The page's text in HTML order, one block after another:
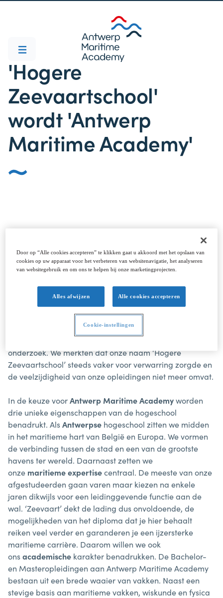
'Hogere
Zeevaartschool'
wordt 'Antwerp
Maritime Academy'
Het maritieme onderwijs in Antwerpen kent een lange
stad. In meer dan tweehonderd jaar heeft ons maritieme
onderwijs geen seconde stilgestaan. Onze opleidingen
zijn steeds meegegroeid met de evoluties binnen
technologie en onderwijs. De maritieme sector loopt
bovendien voorop als het gaat om innovatie en
onderzoek. We merkten dat onze naam ‘Hogere
Zeevaartschool’ steeds vaker voor verwarring zorgde en
de veelzijdigheid van onze opleidingen niet meer omvat.
In de keuze voorAntwerp Maritime Academyworden
drie unieke eigenschappen van de hogeschool
benadrukt. AlsAntwerpse hogeschool zitten we midden
in het maritieme hart van België en Europa. We vormen
de verbinding tussen de stad en een van de grootste
havens ter wereld. Daarnaast zetten we
onze maritiemeexpertisecentraal. De meeste van onze
afgestudeerden gaan varen maar kiezen na enkele
jaren dikwijls voor een leidinggevende functie aan de
wal. ‘Zeevaart’ dekt de lading dus onvoldoende, de
mogelijkheden van het diploma dat je hier behaalt
reiken veel verder en garanderen je een ijzersterke
maritieme carrière. Daarom willen we ook
onsacademische karakter benadrukken. De Bachelor-
en Masteropleidingen aan Antwerp Maritime Academy
bestaan uit een brede waaier van vakken. Naast een
stevige basis aan maritieme vakken, wiskunde en fysica
Door op “Alle cookies accepteren” te klikken gaat u akkoord met het opslaan van
cookies op uw apparaat voor het verbeteren van websitenavigatie, het analyseren
van websitegebruik en om ons te helpen bij onze marketingprojecten.
Alles afwijzen Alle cookies accepteren
Cookie-instellingen